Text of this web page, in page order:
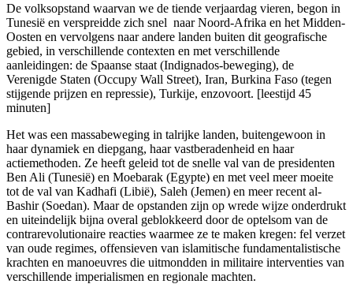
De volksopstand waarvan we de tiende verjaardag vieren, begon in
Tunesië en verspreidde zich snel naar Noord-Afrika en het Midden-
Oosten en vervolgens naar andere landen buiten dit geografische
gebied, in verschillende contexten en met verschillende
aanleidingen: de Spaanse staat (Indignados-beweging), de
Verenigde Staten (Occupy Wall Street), Iran, Burkina Faso (tegen
stijgende prijzen en repressie), Turkije, enzovoort. [leestijd 45
minuten]
Het was een massabeweging in talrijke landen, buitengewoon in
haar dynamiek en diepgang, haar vastberadenheid en haar
actiemethoden. Ze heeft geleid tot de snelle val van de presidenten
Ben Ali (Tunesië) en Moebarak (Egypte) en met veel meer moeite
tot de val van Kadhafi (Libië), Saleh (Jemen) en meer recent al-
Bashir (Soedan). Maar de opstanden zijn op wrede wijze onderdrukt
en uiteindelijk bijna overal geblokkeerd door de optelsom van de
contrarevolutionaire reacties waarmee ze te maken kregen: fel verzet
van oude regimes, offensieven van islamitische fundamentalistische
krachten en manoeuvres die uitmondden in militaire interventies van
verschillende imperialismen en regionale machten.